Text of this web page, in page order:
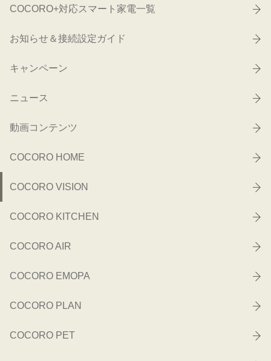
COCORO+対応スマート家電一覧
お知らせ＆接続設定ガイド
キャンペーン
ニュース
動画コンテンツ
COCORO HOME
COCORO VISION
COCORO KITCHEN
COCORO AIR
COCORO EMOPA
COCORO PLAN
COCORO PET